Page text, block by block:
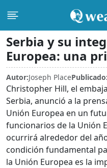
Serbia y su
Europea: una
Autor:Joseph PlacePublicado:
Christopher Hill, el
Serbia, anunció a la
Unión Europea en un
funcionarios de la Unión
ocurrirá alrededor del
condición fundamental
la Unión Europea es la